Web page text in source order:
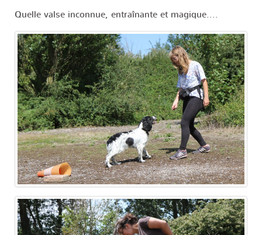
Quelle valse inconnue, entraînante et magique....